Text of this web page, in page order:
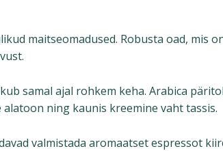
maitseomadused. Robusta oad, mis
samal ajal rohkem keha. Arabica
ning kaunis kreemine vaht tassis.
valmistada aromaatset espressot